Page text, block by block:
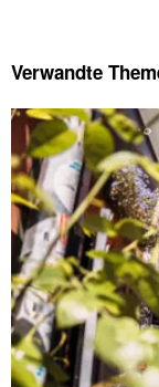
Verwandte